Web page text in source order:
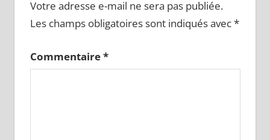
Votre adresse e-mail ne sera pas publiée.
Les champs obligatoires sont indiqués avec*
Commentaire*